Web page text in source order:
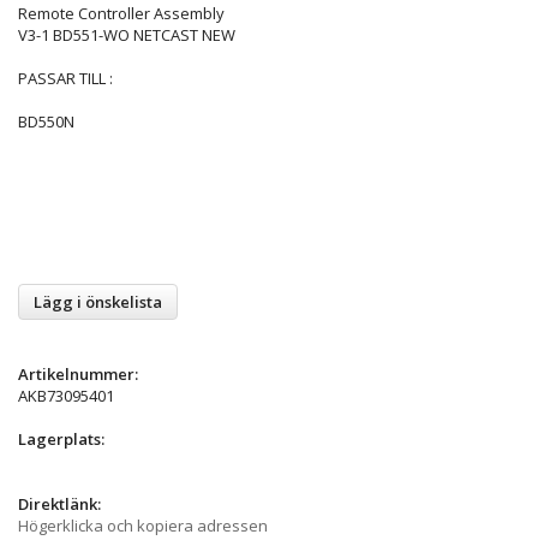
Remote Controller Assembly
V3-1 BD551-WO NETCAST NEW
PASSAR TILL :
BD550N
Lägg i önskelista
Artikelnummer:
AKB73095401
Lagerplats:
Direktlänk:
Högerklicka och kopiera adressen